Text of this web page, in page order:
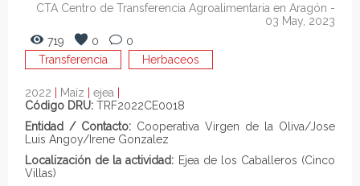
CTA Centro de Transferencia Agroalimentaria en Aragón -
03 May, 2023
719
0
0
Transferencia
Herbaceos
2022 Maíz ejea
Código DRU: TRF2022CE0018
Entidad / Contacto: Cooperativa Virgen de la Oliva/Jose
Luis Angoy/Irene Gonzalez
Localización de la actividad: Ejea de los Caballeros (Cinco
Villas)